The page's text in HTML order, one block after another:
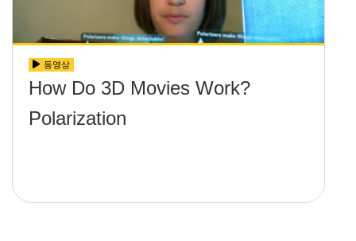
동영상
How Do 3D Movies Work?
Polarization